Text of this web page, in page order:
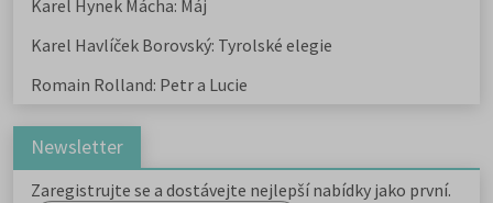
Karel Hynek Mácha: Máj
Karel Havlíček Borovský: Tyrolské elegie
Romain Rolland: Petr a Lucie
Newsletter
Zaregistrujte se a dostávejte nejlepší nabídky jako první.